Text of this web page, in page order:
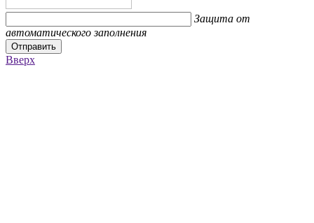
Защита от
автоматического заполнения
Отправить
Вверх